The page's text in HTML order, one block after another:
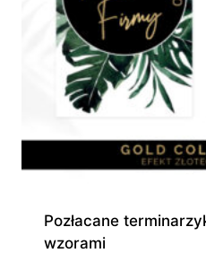
Pozłacane
wzorami